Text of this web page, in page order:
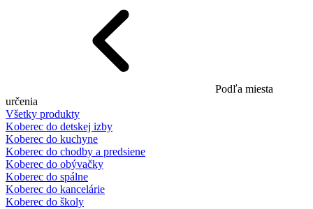
Podľa miesta
určenia
Všetky produkty
Koberec do detskej izby
Koberec do kuchyne
Koberec do chodby a predsiene
Koberec do obývačky
Koberec do spálne
Koberec do kancelárie
Koberec do školy